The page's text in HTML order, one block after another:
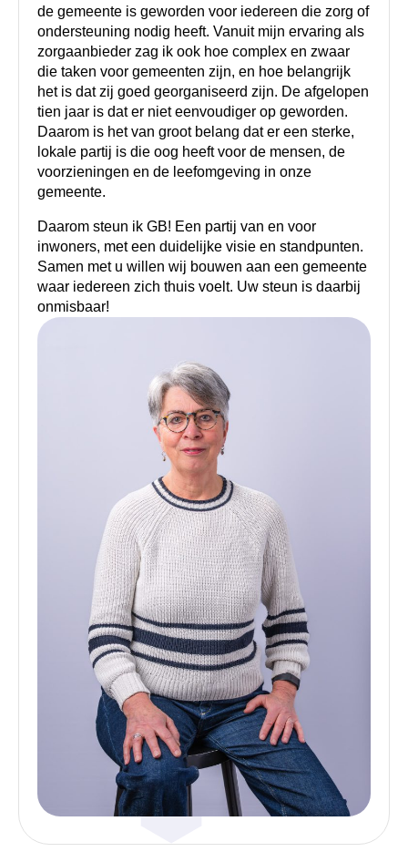
de gemeente is geworden voor iedereen die zorg of
ondersteuning nodig heeft. Vanuit mijn ervaring als
zorgaanbieder zag ik ook hoe complex en zwaar
die taken voor gemeenten zijn, en hoe belangrijk
het is dat zij goed georganiseerd zijn. De afgelopen
tien jaar is dat er niet eenvoudiger op geworden.
Daarom is het van groot belang dat er een sterke,
lokale partij is die oog heeft voor de mensen, de
voorzieningen en de leefomgeving in onze
gemeente.
Daarom steun ik GB! Een partij van en voor
inwoners, met een duidelijke visie en standpunten.
Samen met u willen wij bouwen aan een gemeente
waar iedereen zich thuis voelt. Uw steun is daarbij
onmisbaar!